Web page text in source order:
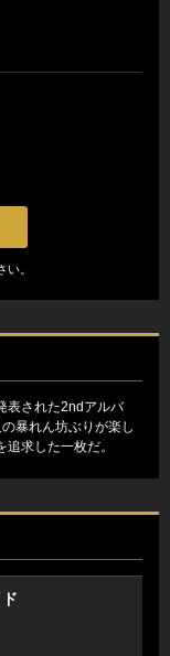
。
表された2ndアルバ
暴れん坊ぶりが楽し
求した一枚だ。